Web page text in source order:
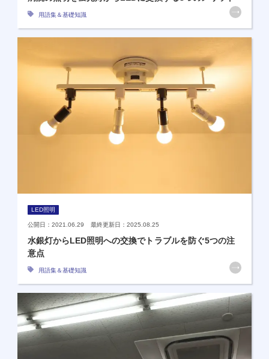
用語集＆基礎知識
LED照明
公開日：2021.06.29 最終更新日：2025.08.25
水銀灯からLED照明への交換でトラブルを防ぐ5つの注
意点
用語集＆基礎知識